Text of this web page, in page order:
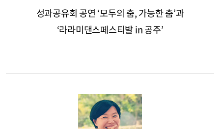
성과공유회 공연 ‘모두의 춤, 가능한 춤’과
‘라라미댄스페스티발 in 공주’